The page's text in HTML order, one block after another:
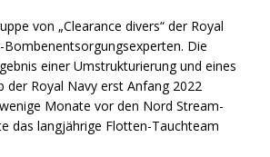
von „Clearance divers“ der Royal
Die
einer Umstrukturierung und eines
der Royal Navy erst Anfang 2022
Monate vor den Nord Stream-
das langjährige Flotten-Tauchteam